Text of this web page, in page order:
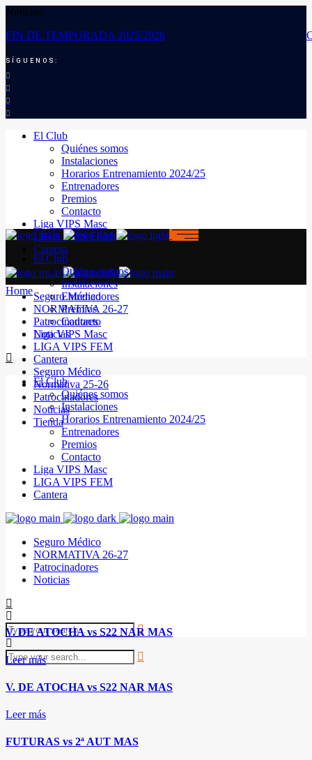
Noticias:
FIN DE TEMPORADA 2025/2026
SÍGUENOS:
El Club
Quiénes somos
Instalaciones
Horarios Entrenamiento 2024/25
Entrenadores
Premios
Contacto
Liga VIPS Masc
LIGA VIPS FEM
Cantera
Seguro Médico
NORMATIVA 26-27
Patrocinadores
Noticias
El Club
Quiénes somos
Instalaciones
Horarios Entrenamiento 2024/25
Entrenadores
Premios
Contacto
Liga VIPS Masc
LIGA VIPS FEM
Cantera
Seguro Médico
NORMATIVA 26-27
Patrocinadores
Noticias
El Club
Quiénes somos
Instalaciones
Entrenadores
Premios
Contacto
Liga VIPS Masc
LIGA VIPS FEM
Cantera
Seguro Médico
Normativa 25-26
Patrocinadores
Noticias
Tienda
Home
V. DE ATOCHA vs S22 NAR MAS
Leer más
V. DE ATOCHA vs S22 NAR MAS
Leer más
FUTURAS vs 2ª AUT MAS